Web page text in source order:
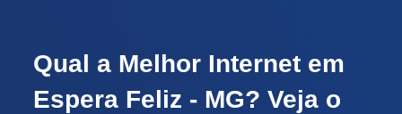
Qual a Melhor Internet em
Espera Feliz - MG? Veja o